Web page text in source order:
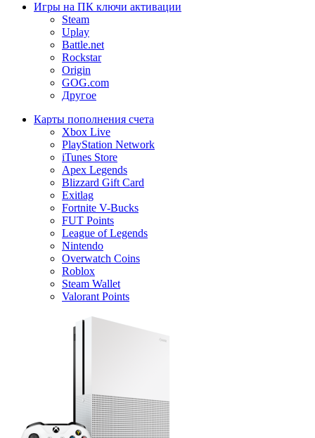
Игры на ПК ключи активации
Steam
Uplay
Battle.net
Rockstar
Origin
GOG.com
Другое
Карты пополнения счета
Xbox Live
PlayStation Network
iTunes Store
Apex Legends
Blizzard Gift Card
Exitlag
Fortnite V-Bucks
FUT Points
League of Legends
Nintendo
Overwatch Coins
Roblox
Steam Wallet
Valorant Points